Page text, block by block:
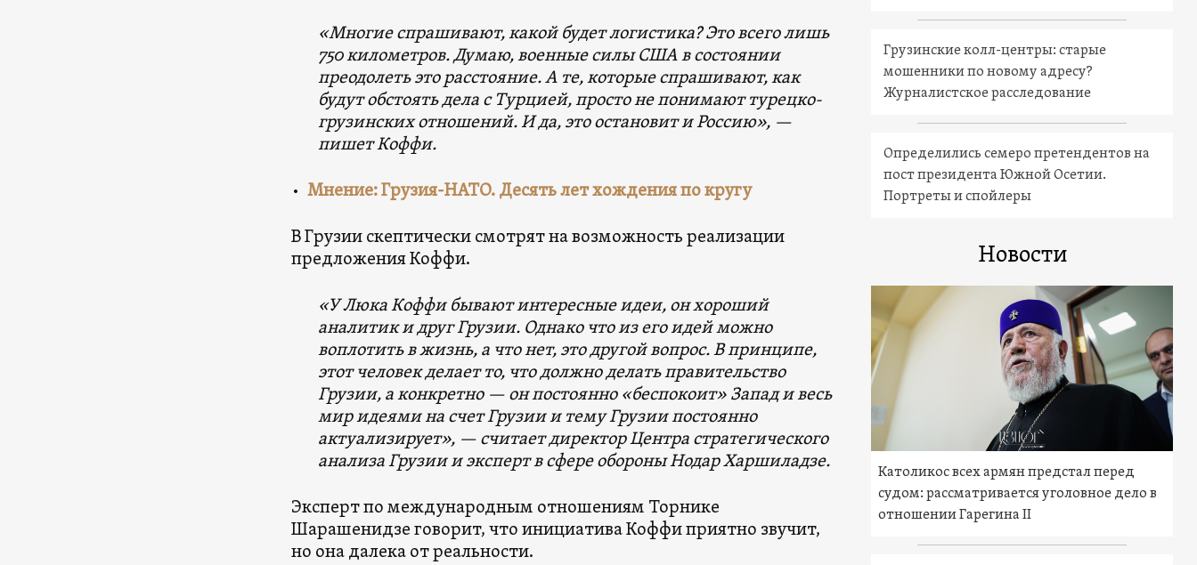
«Многие спрашивают, какой будет логистика? Это всего лишь
750 километров. Думаю, военные силы США в состоянии
преодолеть это расстояние. А те, которые спрашивают, как
будут обстоять дела с Турцией, просто не понимают турецко-
грузинских отношений. И да, это остановит и Россию», —
пишет Коффи.
• Мнение: Грузия-НАТО. Десять лет хождения по кругу
В Грузии скептически смотрят на возможность реализации
предложения Коффи.
«У Люка Коффи бывают интересные идеи, он хороший
аналитик и друг Грузии. Однако что из его идей можно
воплотить в жизнь, а что нет, это другой вопрос. В принципе,
этот человек делает то, что должно делать правительство
Грузии, а конкретно — он постоянно «беспокоит» Запад и весь
мир идеями на счет Грузии и тему Грузии постоянно
актуализирует», — считает директор Центра стратегического
анализа Грузии и эксперт в сфере обороны Нодар Харшиладзе.
Эксперт по международным отношениям Торнике
Шарашенидзе говорит, что инициатива Коффи приятно звучит,
но она далека от реальности.
Грузинские колл-центры: старые
мошенники по новому адресу?
Журналистское расследование
Определились семеро претендентов на
пост президента Южной Осетии.
Портреты и спойлеры
Новости
Католикос всех армян предстал перед
судом: рассматривается уголовное дело в
отношении Гарегина II